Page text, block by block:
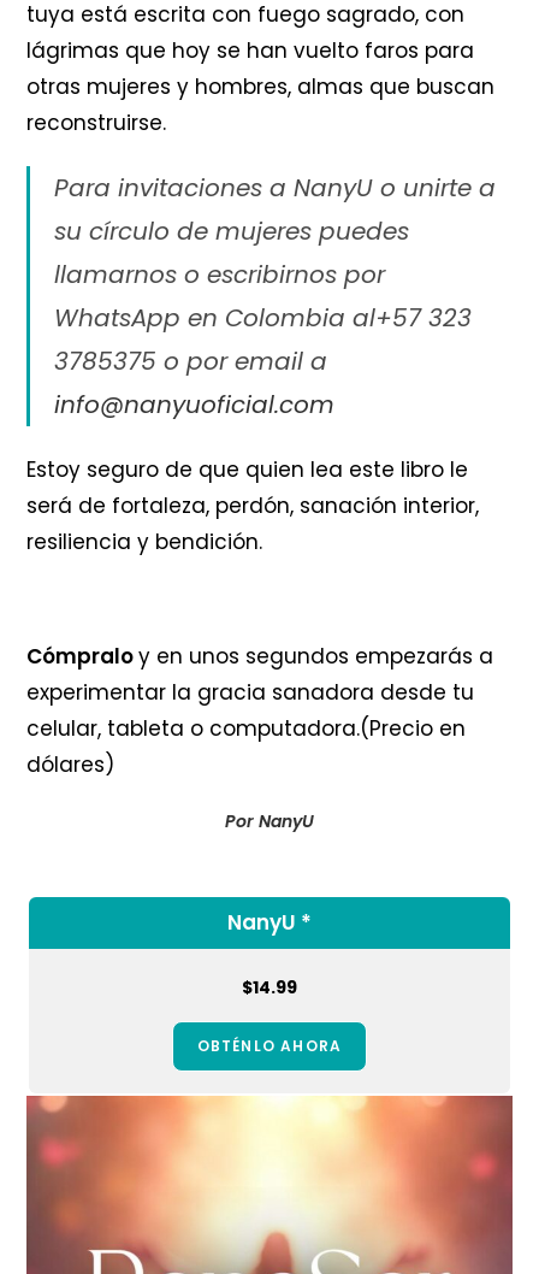
tuya está escrita con fuego sagrado, con
lágrimas que hoy se han vuelto faros para
otras mujeres y hombres, almas que buscan
reconstruirse.
Para invitaciones a NanyU o unirte a
su círculo de mujeres puedes
llamarnos o escribirnos por
WhatsApp en Colombia al+57 323
3785375 o por email a
info@nanyuoficial.com
Estoy seguro de que quien lea este libro le
será de fortaleza, perdón, sanación interior,
resiliencia y bendición.
Cómpraloy en unos segundos empezarás a
experimentar la gracia sanadora desde tu
celular, tableta o computadora.(Precio en
dólares)
Por NanyU
NanyU *
$14.99
OBTÉNLO AHORA